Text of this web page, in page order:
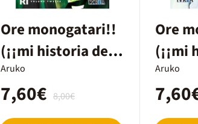
Ore monogatari!!
(¡¡mi historia de
amor!!) 12
Aruko
8,00€
7,60€
Ore
(¡¡mi
Aruko